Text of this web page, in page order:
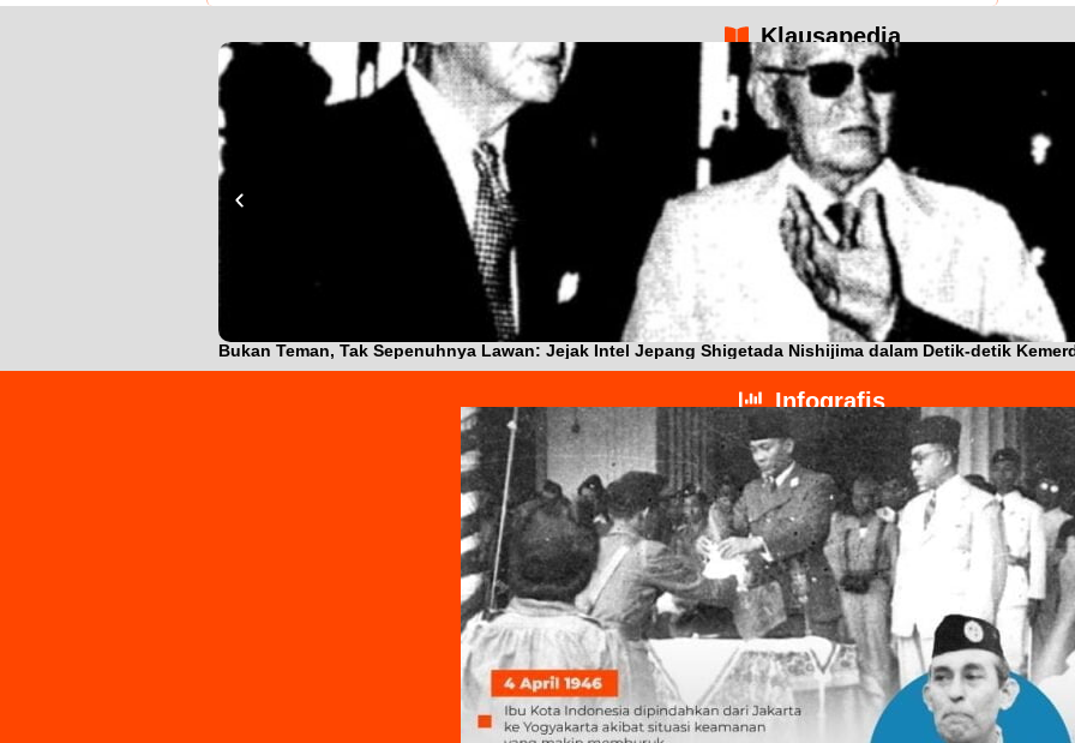
Klausapedia
Bukan Teman, Tak Sepenuhnya Lawan: Jejak Intel Jepang Shigetada Nishijima dalam Detik-detik
Infografis